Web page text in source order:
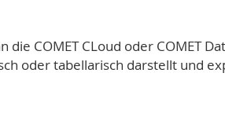
COMET CLoud oder COMET
oder tabellarisch darstellt und